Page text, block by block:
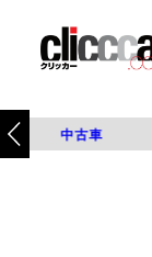
中古車